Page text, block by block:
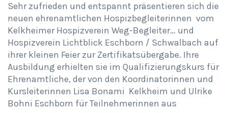
Sehr zufrieden und entspannt präsentieren sich die
neuen ehrenamtlichen Hospizbegleiterinnen vom
Kelkheimer Hospizverein Weg-Begleiter… und
Hospizverein Lichtblick Eschborn / Schwalbach auf
ihrer kleinen Feier zur Zertifikatsübergabe. Ihre
Ausbildung erhielten sie im Qualifizierungskurs für
Ehrenamtliche, der von den Koordinatorinnen und
Kursleiterinnen Lisa Bonami Kelkheim und Ulrike
Bohni Eschborn für Teilnehmerinnen aus